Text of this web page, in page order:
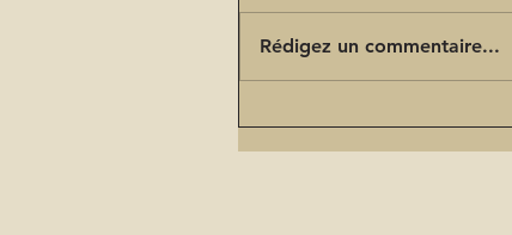
Rédigez un commentaire...